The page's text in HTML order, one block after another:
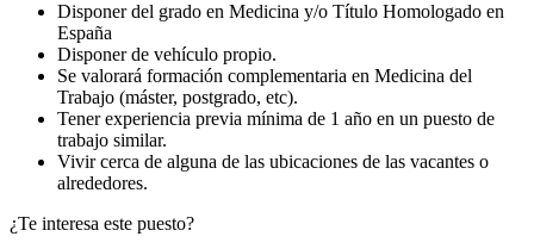
Disponer del grado en Medicina y/o Título Homologado en
España
Disponer de vehículo propio.
Se valorará formación complementaria en Medicina del
Trabajo (máster, postgrado, etc).
Tener experiencia previa mínima de 1 año en un puesto de
trabajo similar.
Vivir cerca de alguna de las ubicaciones de las vacantes o
alrededores.
¿Te interesa este puesto?